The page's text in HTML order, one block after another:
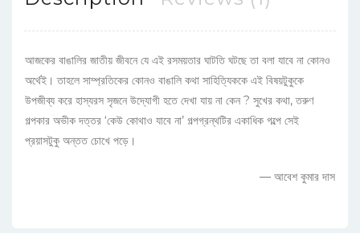
আজকের বাঙালির জাতীয় জীবনে যে এই রসময়তার ঘাটতি ঘটছে তা বলা যাবে না কোনও
অর্থেই। তাহলে সাম্প্রতিকের কোনও বাঙালি কথা সাহিত্যিককে এই বিষয়টুকুকে
উপজীব্য করে হাস্যরস সৃজনে উদ্যোগী হতে দেখা যায় না কেন ? সুখের কথা, তরুণ
গল্পকার অভীক দত্তর ‘কেউ কোথাও যাবে না’ গল্পগ্রন্থটির একাধিক গল্পে সেই
প্রয়াসটুকু অন্তত চোখে পড়ে।
— আবেশ কুমার দাস